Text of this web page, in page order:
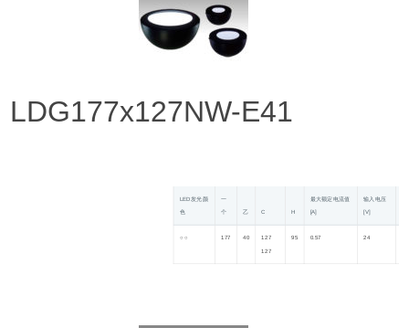
LDG177x127NW-E41
LED发光颜
色
一
个 乙 C H
最大额定电流值
[A]
输入电压
[V]
○ ○ 177 40 127
127
95 0.57 24